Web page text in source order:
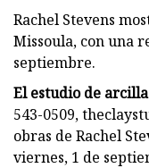
Rachel Stevens
Missoula, con una
septiembre.
El estudio de
543-0509,
obras de Rachel
viernes, 1 de